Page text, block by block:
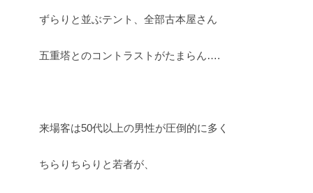
ずらりと並ぶテント、全部古本屋さん
五重塔とのコントラストがたまらん….
来場客は50代以上の男性が圧倒的に多く
ちらりちらりと若者が、